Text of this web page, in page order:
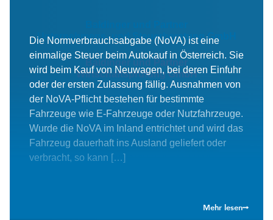
Die Normverbrauchsabgabe (NoVA) ist eine
einmalige Steuer beim Autokauf in Österreich. Sie
wird beim Kauf von Neuwagen, bei deren Einfuhr
oder der ersten Zulassung fällig. Ausnahmen von
der NoVA-Pflicht bestehen für bestimmte
Fahrzeuge wie E-Fahrzeuge oder Nutzfahrzeuge.
Wurde die NoVA im Inland entrichtet und wird das
Fahrzeug dauerhaft ins Ausland geliefert oder
verbracht, so kann […]
Mehr lesen
Unternehmens- und Steuerberatung GmbH
Baldinger und Partner
Wirtschaftsprüfung GmbH
Ferrogasse 35A-1180 Wien
T+43 1 470 07 60
office@bup.at
Bürozeiten
Montag–Donnerstag
15.05.2026, 05.06.2026, 07.12.2026, 28.12.2026,